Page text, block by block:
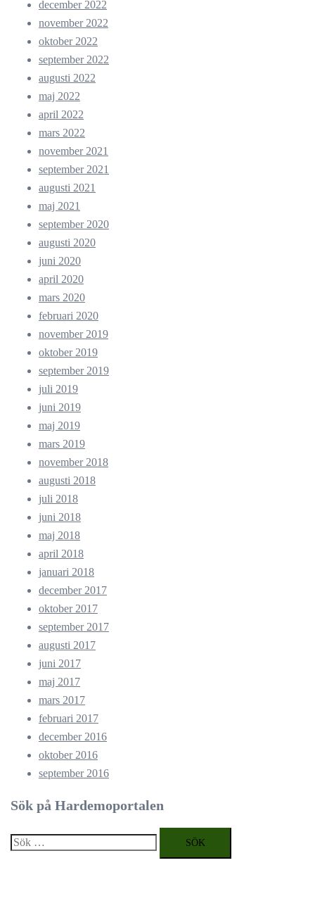
december 2022
november 2022
oktober 2022
september 2022
augusti 2022
maj 2022
april 2022
mars 2022
november 2021
september 2021
augusti 2021
maj 2021
september 2020
augusti 2020
juni 2020
april 2020
mars 2020
februari 2020
november 2019
oktober 2019
september 2019
juli 2019
juni 2019
maj 2019
mars 2019
november 2018
augusti 2018
juli 2018
juni 2018
maj 2018
april 2018
januari 2018
december 2017
oktober 2017
september 2017
augusti 2017
juni 2017
maj 2017
mars 2017
februari 2017
december 2016
oktober 2016
september 2016
Sök på Hardemoportalen
Sök